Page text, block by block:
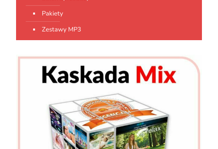
Pakiety
Zestawy MP3